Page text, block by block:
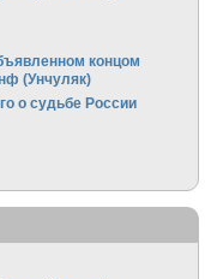
концом
(Унчуляк)
о судьбе России